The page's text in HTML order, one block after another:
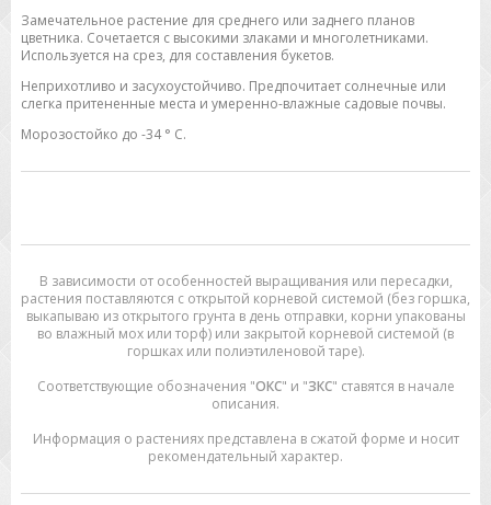
Замечательное растение для среднего или заднего планов
цветника. Сочетается с высокими злаками и многолетниками.
Используется на срез, для составления букетов.
Неприхотливо и засухоустойчиво. Предпочитает солнечные или
слегка притененные места и умеренно-влажные садовые почвы.
Морозостойко до -34 ° C.
В зависимости от особенностей выращивания или пересадки,
растения поставляются с открытой корневой системой (без горшка,
выкапываю из открытого грунта в день отправки, корни упакованы
во влажный мох или торф) или закрытой корневой системой (в
горшках или полиэтиленовой таре).
Соответствующие обозначения "ОКС" и "ЗКС" ставятся в начале
описания.
Информация о растениях представлена в сжатой форме и носит
рекомендательный характер.